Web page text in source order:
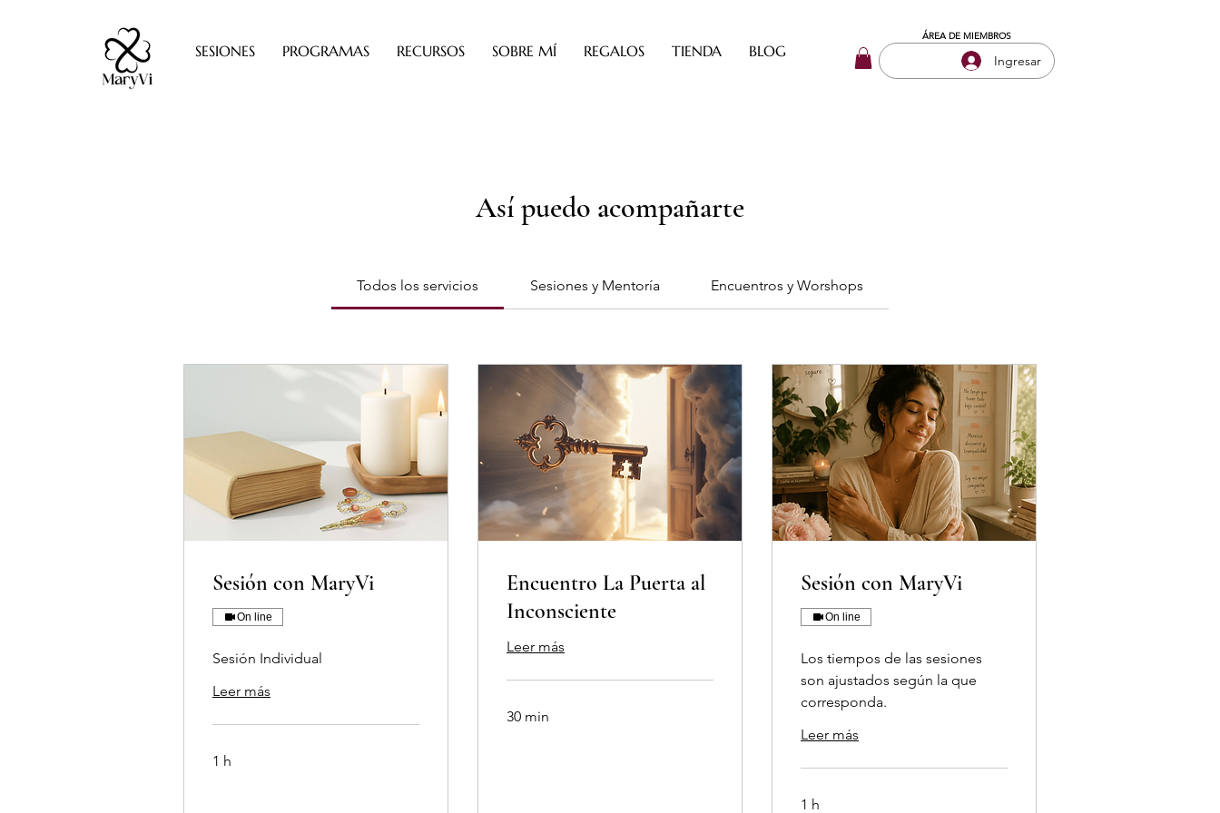
SESIONES PROGRAMAS RECURSOS SOBRE MÍ REGALOS TIENDA BLOG
ÁREA DE MIEMBROS
Ingresar
Así puedo acompañarte
Todos los servicios Sesiones y Mentoría Encuentros y Worshops
Sesión con MaryVi
On line
Sesión Individual
Leer más
1 h
Encuentro La Puerta al
Inconsciente
Leer más
30 min
Sesión con MaryVi
On line
Los tiempos de las sesiones
son ajustados según la que
corresponda.
Leer más
1 h